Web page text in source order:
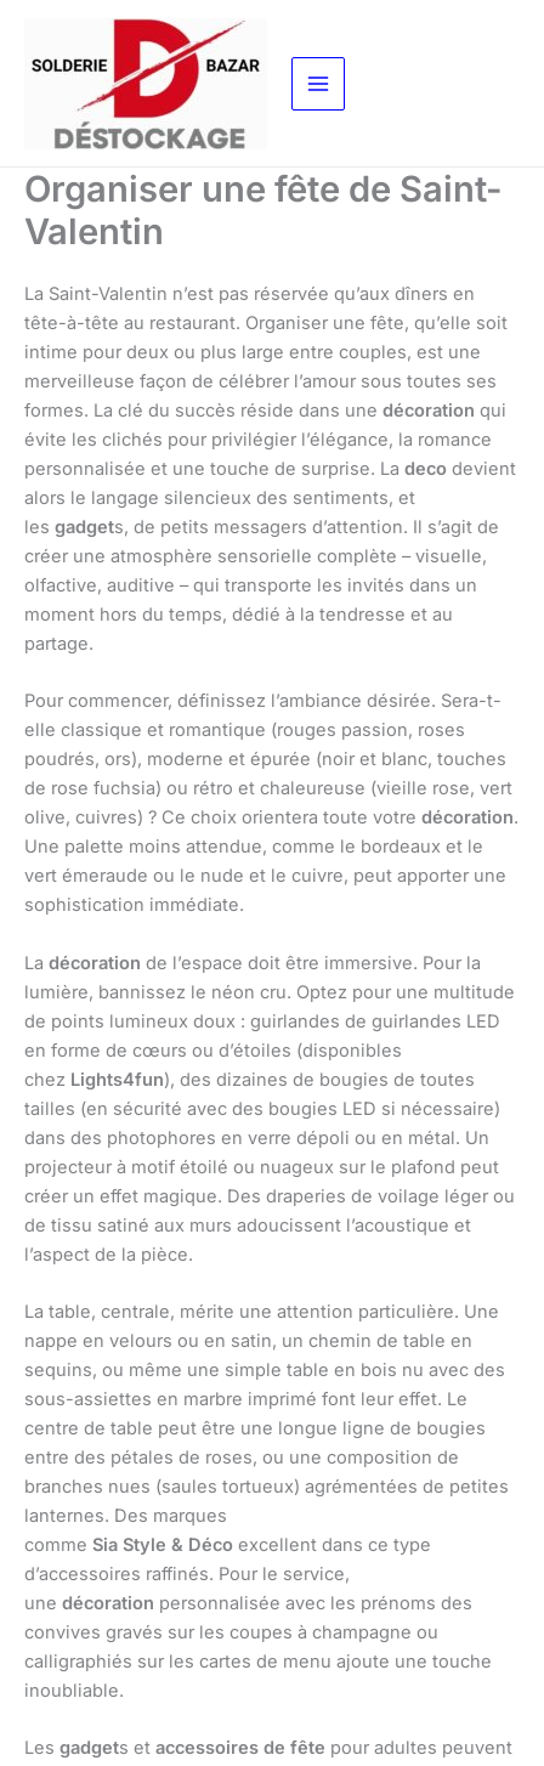
contenu
Organiser une fête de Saint-
Valentin
La Saint-Valentin n’est pas réservée qu’aux dîners en
tête-à-tête au restaurant. Organiser une fête, qu’elle soit
intime pour deux ou plus large entre couples, est une
merveilleuse façon de célébrer l’amour sous toutes ses
formes. La clé du succès réside dans une décoration qui
évite les clichés pour privilégier l’élégance, la romance
personnalisée et une touche de surprise. La deco devient
alors le langage silencieux des sentiments, et
les gadgets, de petits messagers d’attention. Il s’agit de
créer une atmosphère sensorielle complète – visuelle,
olfactive, auditive – qui transporte les invités dans un
moment hors du temps, dédié à la tendresse et au
partage.
Pour commencer, définissez l’ambiance désirée. Sera-t-
elle classique et romantique (rouges passion, roses
poudrés, ors), moderne et épurée (noir et blanc, touches
de rose fuchsia) ou rétro et chaleureuse (vieille rose, vert
olive, cuivres) ? Ce choix orientera toute votre décoration.
Une palette moins attendue, comme le bordeaux et le
vert émeraude ou le nude et le cuivre, peut apporter une
sophistication immédiate.
La décoration de l’espace doit être immersive. Pour la
lumière, bannissez le néon cru. Optez pour une multitude
de points lumineux doux : guirlandes de guirlandes LED
en forme de cœurs ou d’étoiles (disponibles
chez Lights4fun), des dizaines de bougies de toutes
tailles (en sécurité avec des bougies LED si nécessaire)
dans des photophores en verre dépoli ou en métal. Un
projecteur à motif étoilé ou nuageux sur le plafond peut
créer un effet magique. Des draperies de voilage léger ou
de tissu satiné aux murs adoucissent l’acoustique et
l’aspect de la pièce.
La table, centrale, mérite une attention particulière. Une
nappe en velours ou en satin, un chemin de table en
sequins, ou même une simple table en bois nu avec des
sous-assiettes en marbre imprimé font leur effet. Le
centre de table peut être une longue ligne de bougies
entre des pétales de roses, ou une composition de
branches nues (saules tortueux) agrémentées de petites
lanternes. Des marques
comme Sia Style & Déco excellent dans ce type
d’accessoires raffinés. Pour le service,
une décoration personnalisée avec les prénoms des
convives gravés sur les coupes à champagne ou
calligraphiés sur les cartes de menu ajoute une touche
inoubliable.
Les gadgets et accessoires de fête pour adultes peuvent